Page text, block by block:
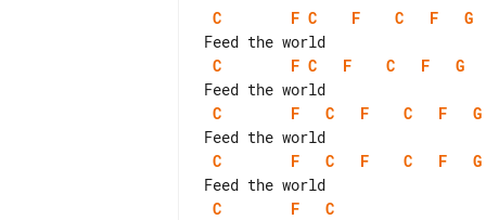
C F C F C F
G
C
F C F C F
G
C
F C F C F
G
C
F C F C F
G
C
F
C